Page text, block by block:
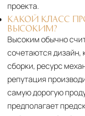
проекта.
КАКОЙ КЛАСС
ВЫСОКИМ?
Высоким обычно
сочетаются дизайн,
сборки, ресурс
репутация
самую дорогую
предполагает